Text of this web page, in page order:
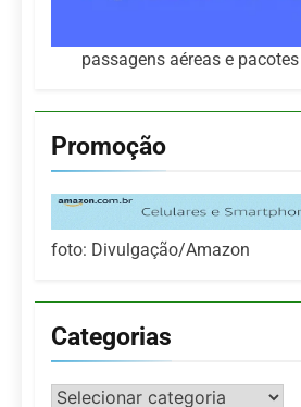
passagens aéreas e
Promoção
foto: Divulgação/Amazon
Categorias
Categorias